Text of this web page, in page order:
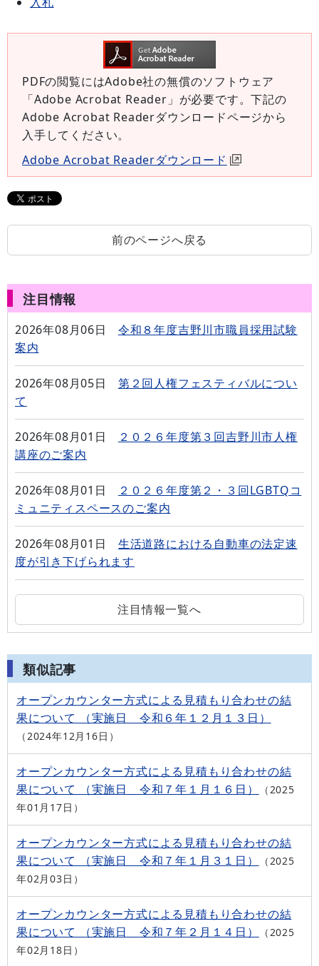
PDFの閲覧にはAdobe社の無償のソフトウェア
「Adobe Acrobat Reader」が必要です。下記の
Adobe Acrobat Readerダウンロードページから
入手してください。
Adobe Acrobat Readerダウンロード
前のページへ戻る
注目情報
2026年08月06日
令和８年度吉野川市職員採用試験
案内
2026年08月05日
第２回人権フェスティバルについ
て
2026年08月01日
２０２６年度第３回吉野川市人権
講座のご案内
2026年08月01日
２０２６年度第２・３回LGBTQコ
ミュニティスペースのご案内
2026年08月01日
生活道路における自動車の法定速
度が引き下げられます
注目情報一覧へ
類似記事
オープンカウンター方式による見積もり合わせの結
果について （実施日 令和６年１２月１３日）
2024年12月16日
オープンカウンター方式による見積もり合わせの結
果について （実施日 令和７年１月１６日）
2025
年01月17日
オープンカウンター方式による見積もり合わせの結
果について （実施日 令和７年１月３１日）
2025
年02月03日
オープンカウンター方式による見積もり合わせの結
果について （実施日 令和７年２月１４日）
2025
年02月18日